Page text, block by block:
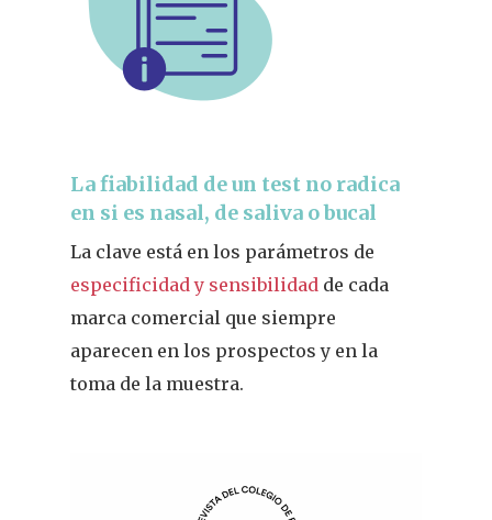
La fiabilidad de un test no radica
en si es nasal, de saliva o bucal
La clave está en los parámetros de
especificidad y sensibilidad de cada
marca comercial que siempre
aparecen en los prospectos y en la
toma de la muestra.